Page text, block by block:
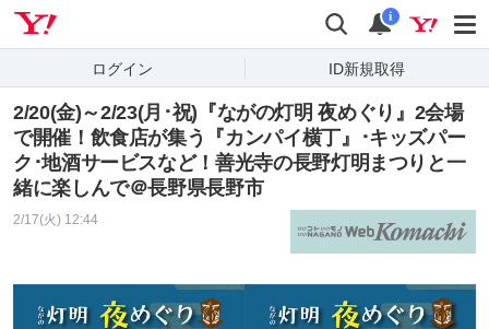
検索 通知
i
ログイン ID新規取得
2/20(金)～2/23(月･祝)『ながの灯明 夜めぐり』2会場
で開催！飲食店が集う『カンパイ横丁』･キッズパー
ク･地酒サービスなど！善光寺の長野灯明まつりと一
緒に楽しんで＠長野県長野市
2/17(火) 12:44